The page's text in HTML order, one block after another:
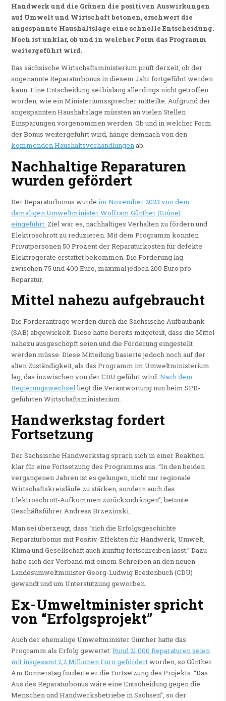
Handwerk und die Grünen die positiven Auswirkungen
auf Umwelt und Wirtschaft betonen, erschwert die
angespannte Haushaltslage eine schnelle Entscheidung.
Noch ist unklar, ob und in welcher Form das Programm
weitergeführt wird.
Das sächsische Wirtschaftsministerium prüft derzeit, ob der
sogenannte Reparaturbonus in diesem Jahr fortgeführt werden
kann. Eine Entscheidung sei bislang allerdings nicht getroffen
worden, wie ein Ministeriumssprecher mitteilte. Aufgrund der
angespannten Haushaltslage müssten an vielen Stellen
Einsparungen vorgenommen werden. Ob und in welcher Form
der Bonus weitergeführt wird, hänge demnach von den
kommenden Haushaltsverhandlungenab.
Nachhaltige Reparaturen
wurden gefördert
Der Reparaturbonus wurde im November 2023 von dem
damaligen Umweltminister Wolfram Günther (Grüne)
eingeführt. Ziel war es, nachhaltiges Verhalten zu fördern und
Elektroschrott zu reduzieren. Mit dem Programm konnten
Privatpersonen 50 Prozent der Reparaturkosten für defekte
Elektrogeräte erstattet bekommen. Die Förderung lag
zwischen 75 und 400 Euro, maximal jedoch 200 Euro pro
Reparatur.
Mittel nahezu aufgebraucht
Die Förderanträge werden durch die Sächsische Aufbaubank
(SAB) abgewickelt. Diese hatte bereits mitgeteilt, dass die Mittel
nahezu ausgeschöpft seien und die Förderung eingestellt
werden müsse. Diese Mitteilung basierte jedoch noch auf der
alten Zuständigkeit, als das Programm im Umweltministerium
lag, das inzwischen von der CDU geführt wird. Nach dem
Regierungswechselliegt die Verantwortung nun beim SPD-
geführten Wirtschaftsministerium.
Handwerkstag fordert
Fortsetzung
Der Sächsische Handwerkstag sprach sich in einer Reaktion
klar für eine Fortsetzung des Programms aus. “In den beiden
vergangenen Jahren ist es gelungen, nicht nur regionale
Wirtschaftskreisläufe zu stärken, sondern auch das
Elektroschrott-Aufkommen zurückzudrängen”, betonte
Geschäftsführer Andreas Brzezinski.
Man sei überzeugt, dass “sich die Erfolgsgeschichte
Reparaturbonus mit Positiv-Effekten für Handwerk, Umwelt,
Klima und Gesellschaft auch künftig fortschreiben lässt.” Dazu
habe sich der Verband mit einem Schreiben an den neuen
Landesumweltminister Georg-Ludwig Breitenbuch (CDU)
gewandt und um Unterstützung geworben.
Ex-Umweltminister spricht
von “Erfolgsprojekt”
Auch der ehemalige Umweltminister Günther hatte das
Programm als Erfolg gewertet: Rund 21.000 Reparaturen seien
mit insgesamt 2,2 Millionen Euro gefördertworden, so Günther.
Am Donnerstag forderte er die Fortsetzung des Projekts. “Das
Aus des Reparaturbonus wäre eine Entscheidung gegen die
Menschen und Handwerksbetriebe in Sachsen”, so der